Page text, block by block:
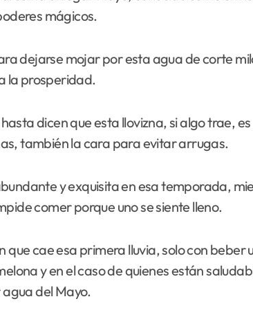
mágicos.
dejarse mojar por esta agua de corte
la prosperidad.
dicen que esta llovizna, si algo trae,
también la cara para evitar arrugas.
y exquisita en esa temporada,
comer porque uno se siente lleno.
cae esa primera lluvia, solo con beber
y en el caso de quienes están
del Mayo.